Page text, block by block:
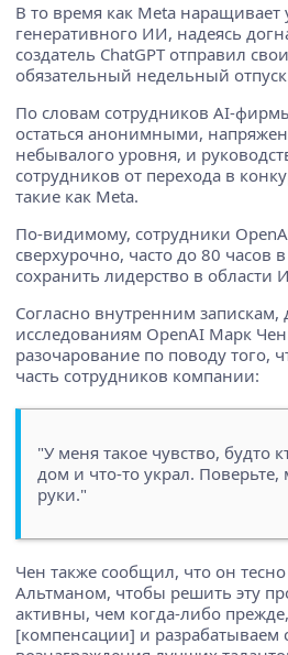
В то время как Meta наращивает
генеративного ИИ, надеясь
создатель ChatGPT отправил
обязательный недельный
По словам сотрудников AI-
остаться анонимными,
небывалого уровня, и
сотрудников от перехода в
такие как Meta.
По-видимому, сотрудники
сверхурочно, часто до 80 часов
сохранить лидерство в области
Согласно внутренним запискам,
исследованиям OpenAI Марк
разочарование по поводу того,
часть сотрудников компании:
"У меня такое чувство, будто
дом и что-то украл.
руки."
Чен также сообщил, что он
Альтманом, чтобы решить эту
активны, чем когда-либо
[компенсации] и разрабатываем